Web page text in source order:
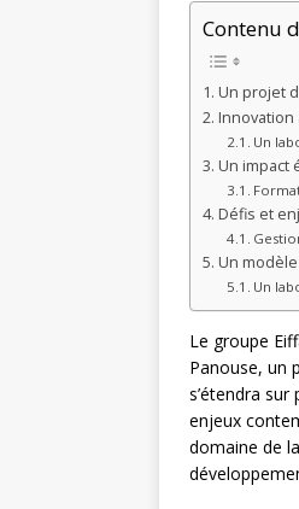
Contenu
Un projet
Innovation
Un
Un impact
Défis et
Un
Un
Le groupe
Panouse, un
s’étendra
enjeux
domaine de